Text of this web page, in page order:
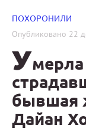
ПОХОРОНИЛИ
Опубликовано 22
У
бывшая
Дайан